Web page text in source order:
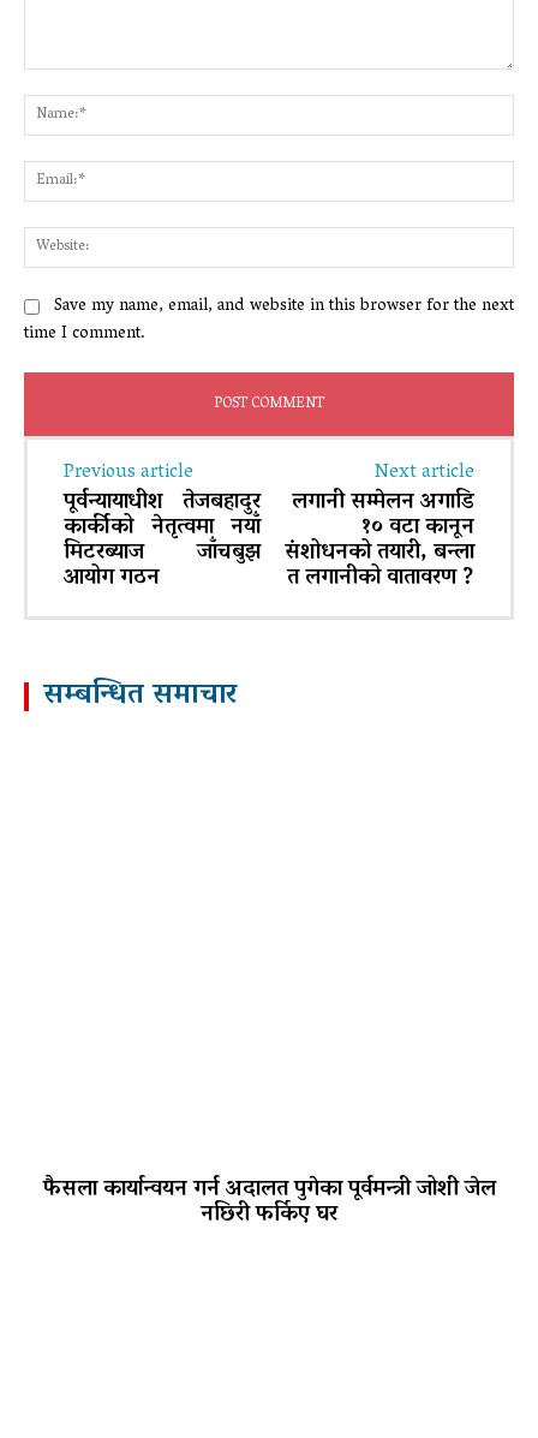
Save my name, email, and website in this browser for the next
time I comment.
Previous article
पूर्वन्यायाधीश तेजबहादुर
कार्कीको नेतृत्वमा नयाँ
मिटरब्याज जाँचबुझ
आयोग गठन
Next article
लगानी सम्मेलन अगाडि
१० वटा कानून
संशोधनको तयारी, बन्ला
त लगानीको वातावरण ?
सम्बन्धित समाचार
फैसला कार्यान्वयन गर्न अदालत पुगेका पूर्वमन्त्री जोशी जेल
नछिरी फर्किए घर